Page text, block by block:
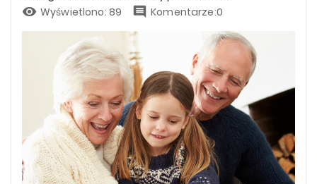
 Wyświetlono: 89  Komentarze:0